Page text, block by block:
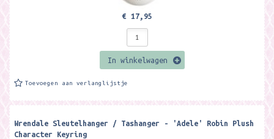
€ 17,95
In winkelwagen
Toevoegen aan verlanglijstje
Wrendale Sleutelhanger / Tashanger - 'Adele' Robin Plush
Character Keyring